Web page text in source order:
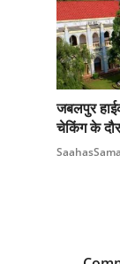
जबलपुर
चेकिंग के